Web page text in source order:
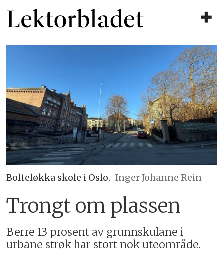
Bolteløkka skole i Oslo. Inger Johanne Rein
Trongt om plassen
Berre 13 prosent av grunnskulane i
urbane strøk har stort nok uteområde.